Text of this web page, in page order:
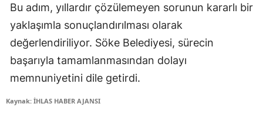
Bu adım, yıllardır çözülemeyen sorunun kararlı bir
yaklaşımla sonuçlandırılması olarak
değerlendiriliyor. Söke Belediyesi, sürecin
başarıyla tamamlanmasından dolayı
memnuniyetini dile getirdi.
Kaynak: İHLAS HABER AJANSI